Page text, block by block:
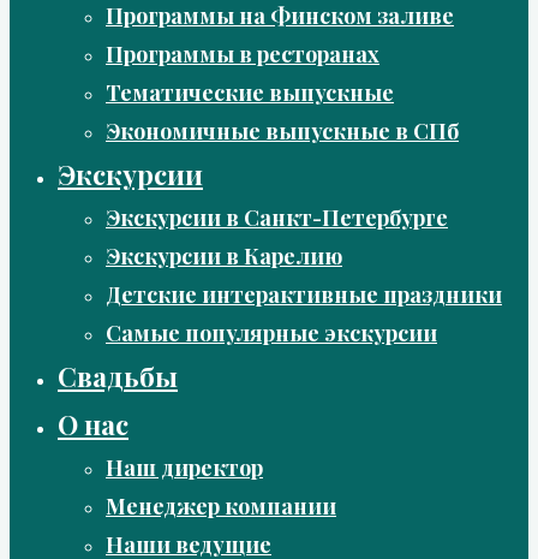
Программы на Финском заливе
Программы в ресторанах
Тематические выпускные
Экономичные выпускные в СПб
Экскурсии
Экскурсии в Санкт-Петербурге
Экскурсии в Карелию
Детские интерактивные праздники
Самые популярные экскурсии
Свадьбы
О нас
Наш директор
Менеджер компании
Наши ведущие